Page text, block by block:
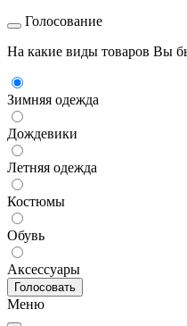
Голосование
На какие виды товаров Вы
Зимняя одежда
Дождевики
Летняя одежда
Костюмы
Обувь
Аксессуары
Меню